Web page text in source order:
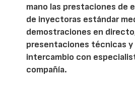
mano las prestaciones de
de inyectoras estándar
demostraciones en
presentaciones técnicas y
intercambio con
compañía.